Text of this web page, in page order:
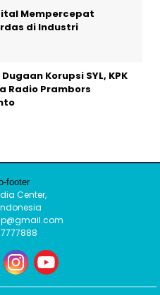
Mempercepat
di Industri
Korupsi SYL, KPK
Radio Prambors
Center,